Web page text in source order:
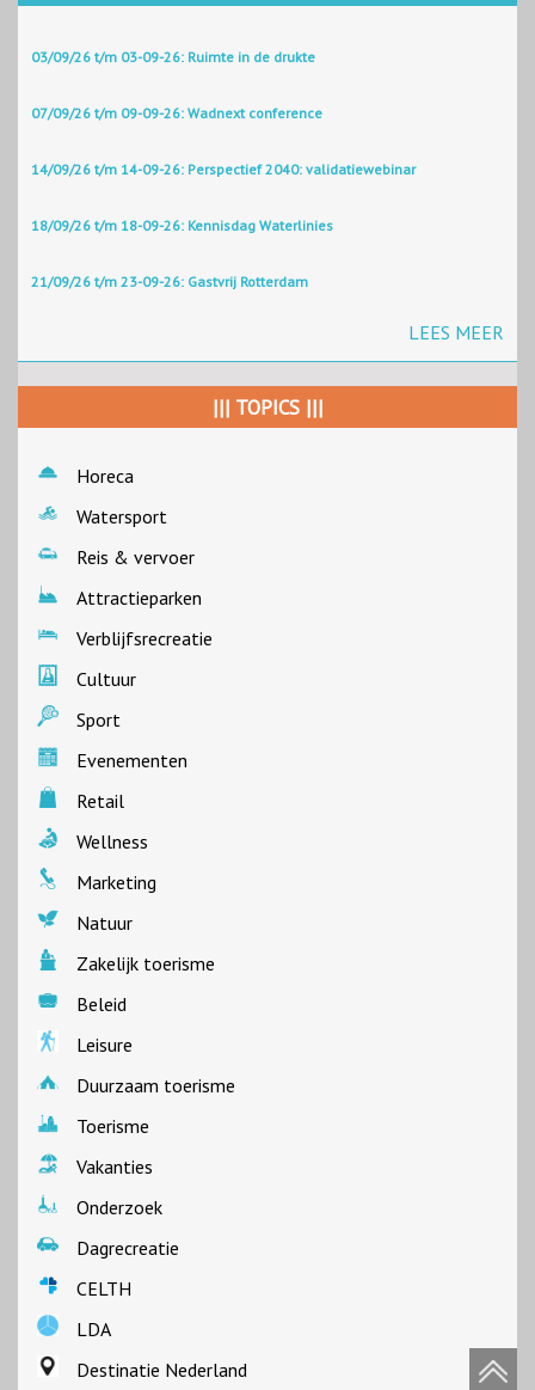
03/09/26 t/m 03-09-26: Ruimte in de drukte
07/09/26 t/m 09-09-26: Wadnext conference
14/09/26 t/m 14-09-26: Perspectief 2040: validatiewebinar
18/09/26 t/m 18-09-26: Kennisdag Waterlinies
21/09/26 t/m 23-09-26: Gastvrij Rotterdam
LEES MEER
||| TOPICS |||
Horeca
Watersport
Reis & vervoer
Attractieparken
Verblijfsrecreatie
Cultuur
Sport
Evenementen
Retail
Wellness
Marketing
Natuur
Zakelijk toerisme
Beleid
Leisure
Duurzaam toerisme
Toerisme
Vakanties
Onderzoek
Dagrecreatie
CELTH
LDA
Destinatie Nederland